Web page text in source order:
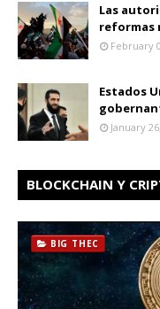
Las
reformas
February
Estados
January
BLOCKCHAIN Y
BIG THEC